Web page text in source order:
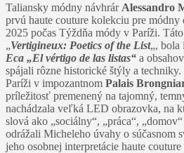
Taliansky módny návhrár Alessandro
prvú haute couture kolekciu pre módny
2025 počas Týždňa módy v Paríži.
„Vertigineux: Poetics of the List„, bola
Eca „El vértigo de las listas“ a
spájali rôzne historické štýly a
Paríži v impozantnom Palais
príležitosť premenený na tajomný,
nachádzala veľká LED obrazovka, na
slová ako „sociálny“, „práca“,
odrážali Micheleho úvahy o súčasnom
jeho osobnej interpretácie haute